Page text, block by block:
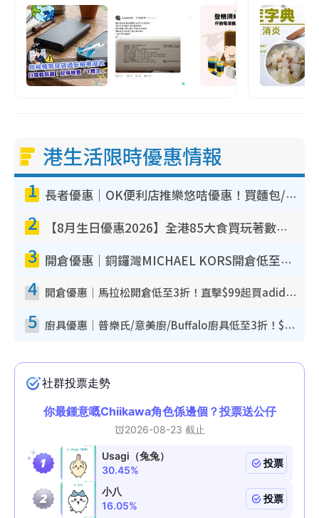
港生活限時優惠情報
1 長者優惠｜OK便利店推樂悠咭優惠！買麵包/牛奶/保健品拍卡即減
2 【8月生日優惠2026】全港85大食買玩著數攻略 自助餐/火鍋放題同行免費＋誠品/DONKI送現金券
3 開倉優惠｜銅鑼灣MICHAEL KORS開倉低至17折！直擊$500起買手袋/銀包/鞋款 必買經典Jet Set系列
4 開倉優惠｜馬拉松開倉低至3折！直擊$99起買adidas／New Balance／Puma鞋款 STANLEY保溫杯劈價至$119起
5 廚具優惠｜普樂氏/意美廚/Buffalo廚具低至3折！$89起買煎鍋／炒鑊／個人鍋 同場小家電激減至$99起